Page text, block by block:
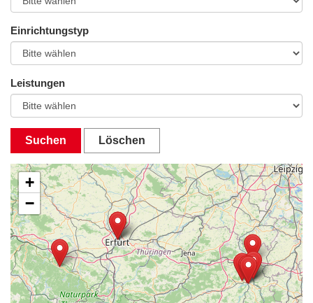
Einrichtungstyp
Leistungen
Suchen Löschen
+
−